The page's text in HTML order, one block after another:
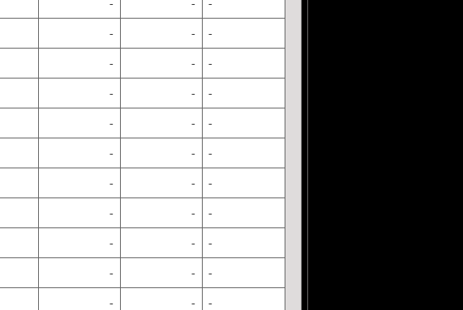
- - -
- - -
- - -
- - -
- - -
- - -
- - -
- - -
- - -
- - -
- - -